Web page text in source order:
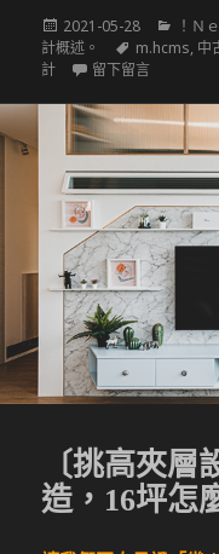
發
佈
於
2021-05-28
分
類
！Ｎ
計概述。
標
籤
m.hcms, 中
計
留下留言在 〔挑高
〔挑高夾
造，16坪怎